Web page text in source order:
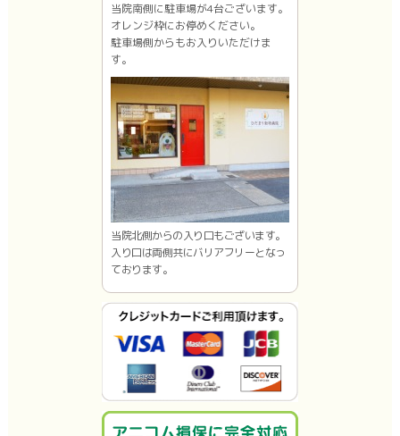
当院南側に駐車場が4台ございます。
オレンジ枠にお停めください。
駐車場側からもお入りいただけま
す。
当院北側からの入り口もございます。
入り口は両側共にバリアフリーとなっ
ております。